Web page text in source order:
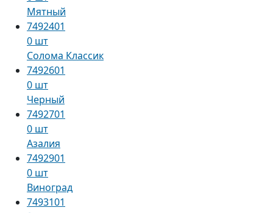
Мятный
7492401
0 шт
Солома Классик
7492601
0 шт
Черный
7492701
0 шт
Азалия
7492901
0 шт
Виноград
7493101